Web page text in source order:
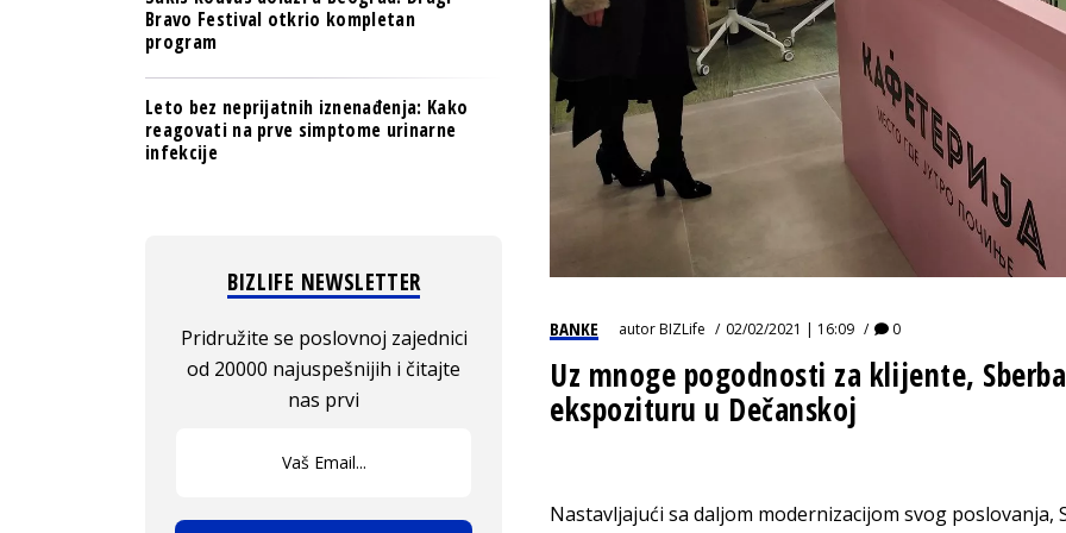
BANKE autorBIZLife 02/02/2021 | 16:09 0
Uz mnoge pogodnosti za klijente,
ekspozituru u Dečanskoj
Nastavljajući sa daljom modernizacijom svog
Bravo Festival otkrio kompletan
program
Leto bez neprijatnih iznenađenja: Kako
reagovati na prve simptome urinarne
infekcije
BIZLIFE NEWSLETTER
Pridružite se poslovnoj zajednici
od 20000 najuspešnijih i čitajte
nas prvi